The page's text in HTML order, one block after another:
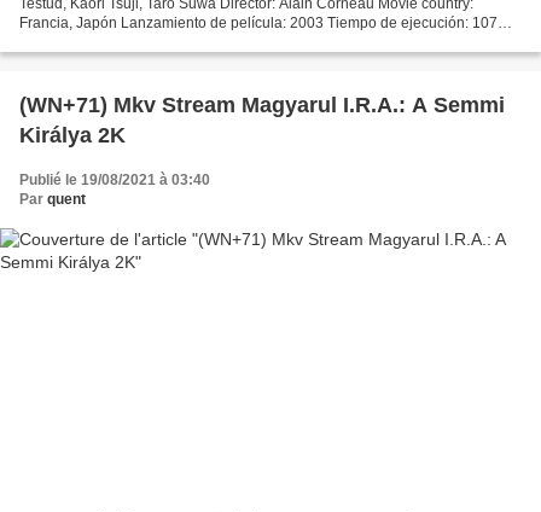
Testud, Kaori Tsuji, Tarô Suwa Director: Alain Corneau Movie country:
Francia, Japón Lanzamiento de película: 2003 Tiempo de ejecución: 107
(WN+71) Mkv Stream Magyarul I.R.A.: A Semmi
Királya 2K
Publié le 19/08/2021 à 03:40
Par quent